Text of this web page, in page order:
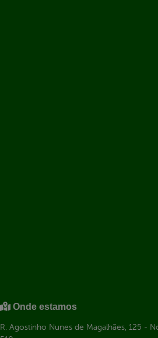
Onde estamos
R. Agostinho Nunes de Magalhães, 125 -